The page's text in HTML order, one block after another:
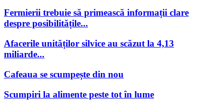
Fermierii trebuie să primească informații clare
despre posibilitățile...
Afacerile unităților silvice au scăzut la 4,13
miliarde...
Cafeaua se scumpește din nou
Scumpiri la alimente peste tot în lume